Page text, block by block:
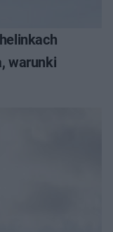
warunki